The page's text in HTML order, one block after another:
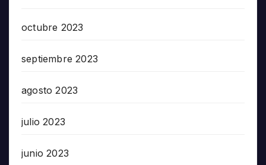
octubre 2023
septiembre 2023
agosto 2023
julio 2023
junio 2023